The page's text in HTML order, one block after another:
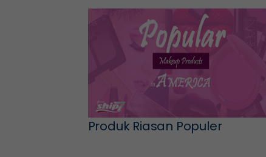
Produk Riasan Populer